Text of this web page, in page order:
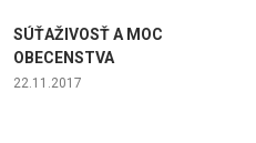
SÚŤAŽIVOSŤ A MOC
OBECENSTVA
22.11.2017